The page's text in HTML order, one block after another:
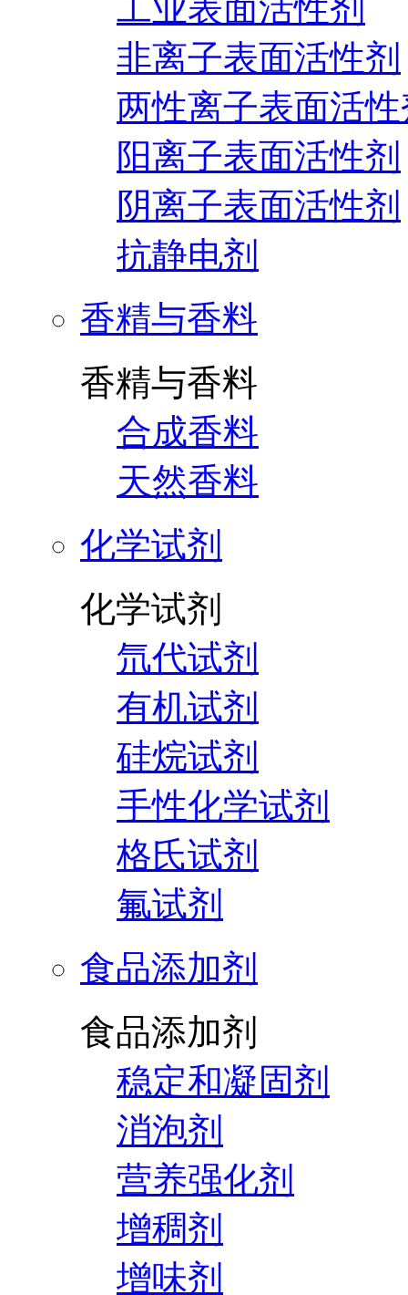
工业表面活性剂
非离子表面活性剂
两性离子表面活
阳离子表面活性剂
阴离子表面活性剂
抗静电剂
香精与香料
香精与香料
合成香料
天然香料
化学试剂
化学试剂
氘代试剂
有机试剂
硅烷试剂
手性化学试剂
格氏试剂
氟试剂
食品添加剂
食品添加剂
稳定和凝固剂
消泡剂
营养强化剂
增稠剂
增味剂